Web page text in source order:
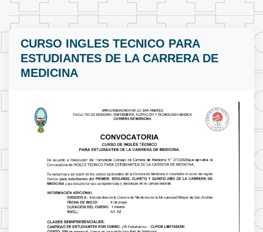
CURSO INGLES TECNICO PARA
ESTUDIANTES DE LA CARRERA DE
MEDICINA